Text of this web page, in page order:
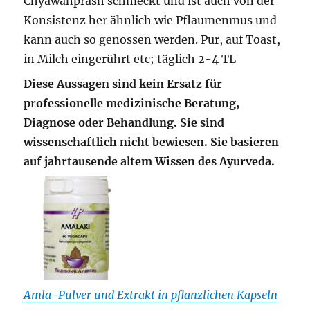
Konsistenz her ähnlich wie Pflaumenmus und
kann auch so genossen werden. Pur, auf Toast,
in Milch eingerührt etc; täglich 2-4 TL
Diese Aussagen sind kein Ersatz für
professionelle medizinische Beratung,
Diagnose oder Behandlung. Sie sind
wissenschaftlich nicht bewiesen. Sie basieren
auf jahrtausende altem Wissen des Ayurveda.
Amla-Pulver und Extrakt in pflanzlichen Kapseln